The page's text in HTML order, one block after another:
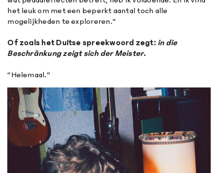
het leuk om met een beperkt aantal toch alle
mogelijkheden te exploreren.”
Of zoals het Duitse spreekwoord zegt: in die
Beschränkung zeigt sich der Meister.
“Helemaal.”